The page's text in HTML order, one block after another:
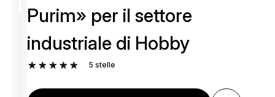
Purim» per il settore
industriale di Hobby
5 stelle